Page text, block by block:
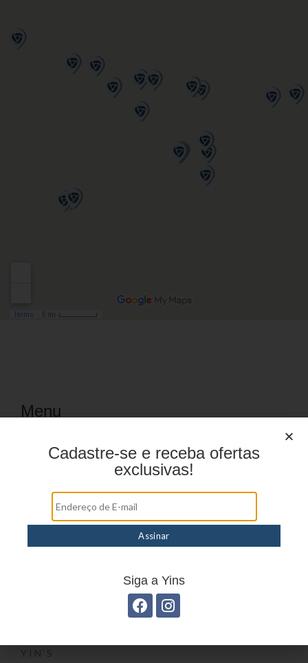
Menu
HOME
DÚVIDAS FREQUENTES
ONDE COMPRAR
YIN’S
Cadastre-se e receba ofertas
exclusivas!
Siga a Yins